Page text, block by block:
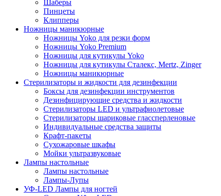
Шаберы
Пинцеты
Клипперы
Ножницы маникюрные
Ножницы Yoko для резки форм
Ножницы Yoko Premium
Ножницы для кутикулы Yoko
Ножницы для кутикулы Сталекс, Mertz, Zinger
Ножницы маникюрные
Стерилизаторы и жидкости для дезинфекции
Боксы для дезинфекции инструментов
Дезинфицирующие средства и жидкости
Стерилизаторы LED и ультрафиолетовые
Стерилизаторы шариковые глассперленовые
Индивидуальные средства защиты
Крафт-пакеты
Сухожаровые шкафы
Мойки ультразвуковые
Лампы настольные
Лампы настольные
Лампы-Лупы
УФ-LED Лампы для ногтей